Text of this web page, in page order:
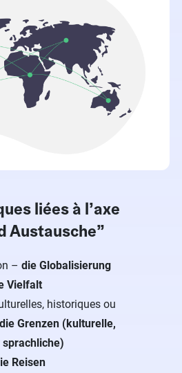
liées à l’axe
Austausche”
– die Globalisierung
Vielfalt
historiques ou
die Grenzen (kulturelle,
Reisen